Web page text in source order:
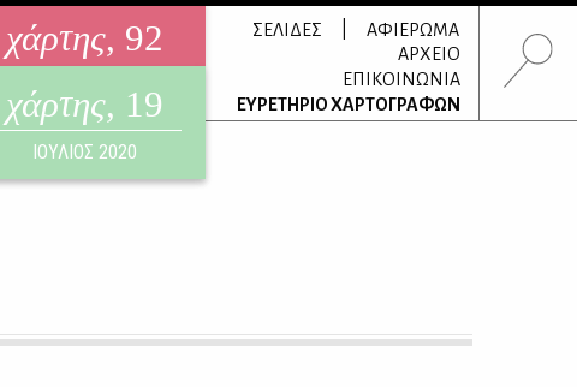
χάρτης, 92
ηλεκτρονικό περιοδικό
ΑΥΓΟΥΣΤΟΣ 2026
χάρτης, 19
ΙΟΥΛΙΟΣ 2020
ΣΕΛΙΔΕΣ
ΑΦΙΕΡΩΜΑ
ΑΡΧΕΙΟ
ΕΠΙΚΟΙΝΩΝΙΑ
ΕΥΡΕΤΗΡΙΟ ΧΑΡΤΟΓΡΑΦΩΝ